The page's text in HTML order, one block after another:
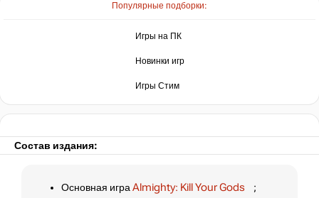
Популярные подборки:
Игры на ПК
Новинки игр
Игры Стим
Состав издания:
Основная игра Almighty: Kill Your Gods
;